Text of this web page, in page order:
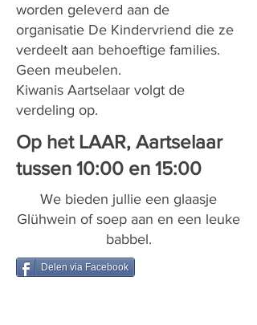
worden geleverd aan de
organisatie De Kindervriend die ze
verdeelt aan behoeftige families.
Geen meubelen.
Kiwanis Aartselaar volgt de
verdeling op.
Op het LAAR, Aartselaar
tussen 10:00 en 15:00
We bieden jullie een glaasje
Glühwein of soep aan en een leuke
babbel.
Delen via Facebook